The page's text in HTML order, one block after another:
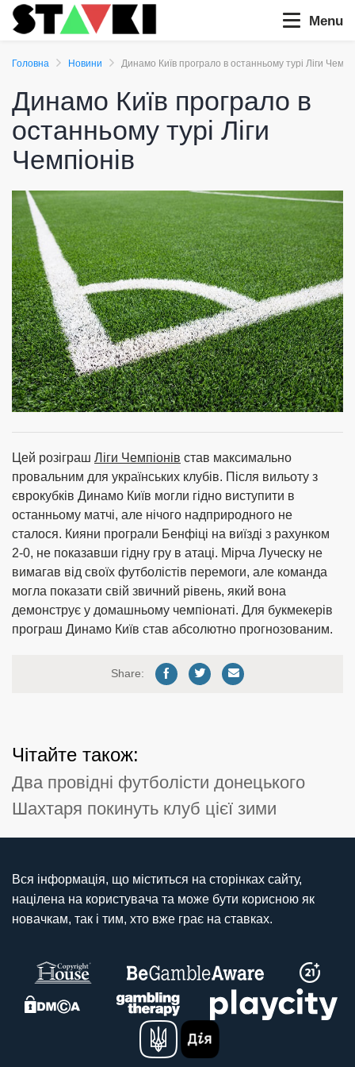
Menu
Головна Новини Динамо Київ програло в останньому турі Ліги
Динамо Київ програло в
останньому турі Ліги
Чемпіонів
Цей розіграш Ліги Чемпіонів став максимально
провальним для українських клубів. Після вильоту з
єврокубків Динамо Київ могли гідно виступити в
останньому матчі, але нічого надприродного не
сталося. Кияни програли Бенфіці на виїзді з рахунком
2-0, не показавши гідну гру в атаці. Мірча Луческу не
вимагав від своїх футболістів перемоги, але команда
могла показати свій звичний рівень, який вона
демонструє у домашньому чемпіонаті. Для букмекерів
програш Динамо Київ став абсолютно прогнозованим.
Share:
Чітайте також:
Два провідні футболісти донецького
Шахтаря покинуть клуб цієї зими
Вся інформація, що міститься на сторінках сайту,
націлена на користувача та може бути корисною як
новачкам, так і тим, хто вже грає на ставках.